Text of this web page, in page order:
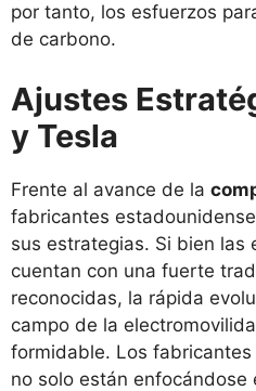
por tanto, los esfuerzos
de carbono.
Ajustes
y Tesla
Frente al avance de la
fabricantes
sus estrategias. Si bien las
cuentan con una fuerte
reconocidas, la rápida
campo de la
formidable. Los fabricantes
no solo están enfocándose